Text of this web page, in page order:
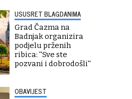
USUSRET BLAGDANIMA
Grad Čazma na
Badnjak organizira
podjelu prženih
ribica: ''Sve ste
pozvani i dobrodošli''
OBAVIJEST